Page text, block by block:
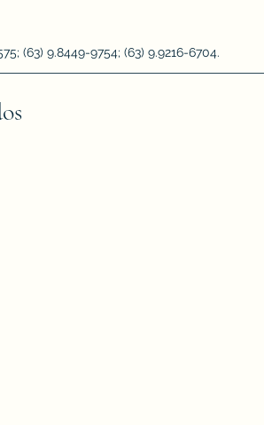
(63) 9.8449-9754; (63) 9.9216-6704.